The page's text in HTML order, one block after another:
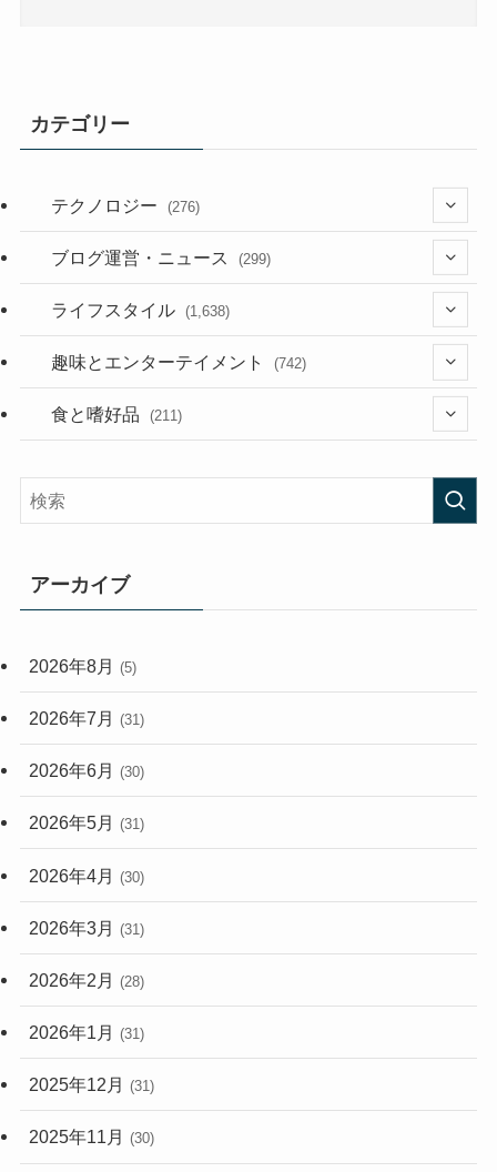
カテゴリー
テクノロジー (276)
(36)
(187)
ブログ運営・ニュース (299)
(118)
(181)
ライフスタイル (1,638)
(394)
(282)
(33)
(248)
趣味とエンターテイメント (742)
(56)
食と嗜好品 (211)
アーカイブ
2026年8月 (5)
2026年7月 (31)
2026年6月 (30)
2026年5月 (31)
2026年4月 (30)
2026年3月 (31)
2026年2月 (28)
2026年1月 (31)
2025年12月 (31)
2025年11月 (30)